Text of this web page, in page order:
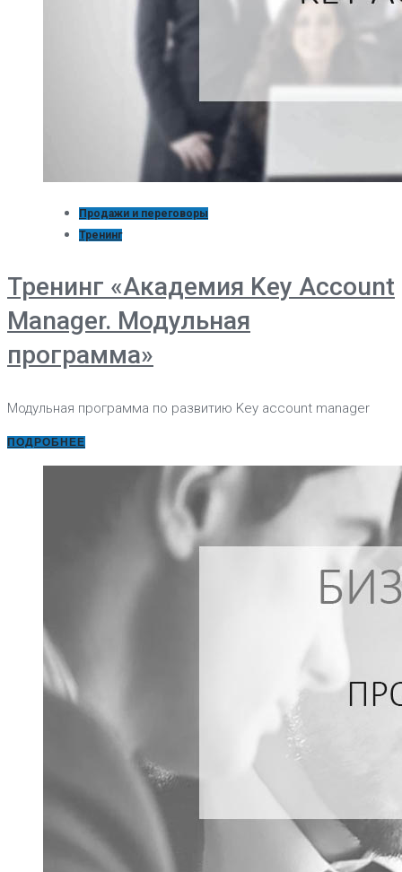
Продажи и переговоры
Тренинг
Тренинг «Академия Key Account
Manager. Модульная
программа»
Модульная программа по развитию Key account manager
ПОДРОБНЕЕ